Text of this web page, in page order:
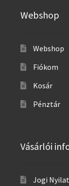
Webshop
Webshop
Fiókom
Kosár
Pénztár
Vásárlói
Jogi